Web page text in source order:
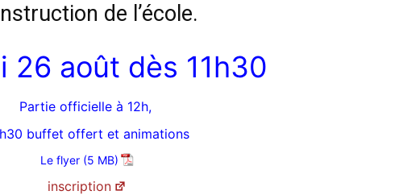
de l’école.
26 août dès 11h30
Partie officielle à 12h,
buffet offert et animations
Le flyer
inscription